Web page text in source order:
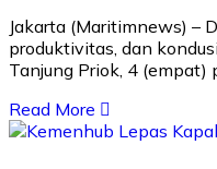
Jakarta (Maritimnews) –
produktivitas, dan
Tanjung Priok, 4 (empat)
Read More